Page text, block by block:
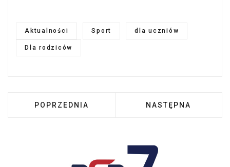
Aktualności Sport dla uczniów
Dla rodziców
POPRZEDNIA STRONA: OSTATNI CZYLI 4
POPRZEDNIA NASTĘPNA
NASTĘPNA